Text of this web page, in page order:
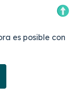
es posible con